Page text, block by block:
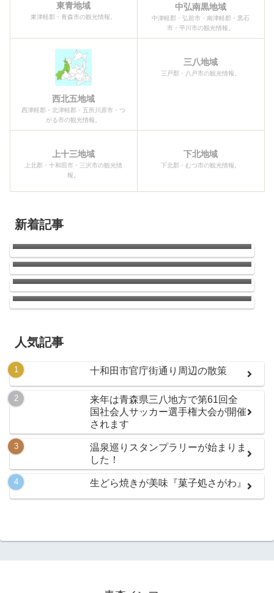
東青地域
東津軽郡・青森市の観光情報。
中弘南黒地域
中津軽郡・弘前市・南津軽郡・黒石
市・平川市の観光情報。
西北五地域
西津軽郡・北津軽郡・五所川原市・つ
がる市の観光情報。
三八地域
三戸郡・八戸市の観光情報。
上十三地域
上北郡・十和田市・三沢市の観光情
報。
下北地域
下北郡・むつ市の観光情報。
新着記事
2026青森ねぶた祭開幕！！
南郷のひまわり
ウニの季節がやってきた！
人気記事
十和田市官庁街通り周辺の散策
来年は青森県三八地方で第61回全
国社会人サッカー選手権大会が開催
されます
温泉巡りスタンプラリーが始まりま
した！
生どら焼きが美味『菓子処さがわ』